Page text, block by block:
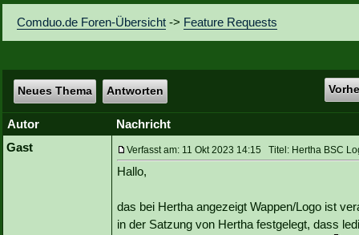
Comduo.de Foren-Übersicht -> Feature Requests
Neues Thema Antworten
Autor
Nachricht
Gast
Verfasst am: 11 Okt 2023 14:15 Titel: Hertha BSC
Hallo,
das bei Hertha angezeigt Wappen/Logo ist
in der Satzung von Hertha festgelegt, dass